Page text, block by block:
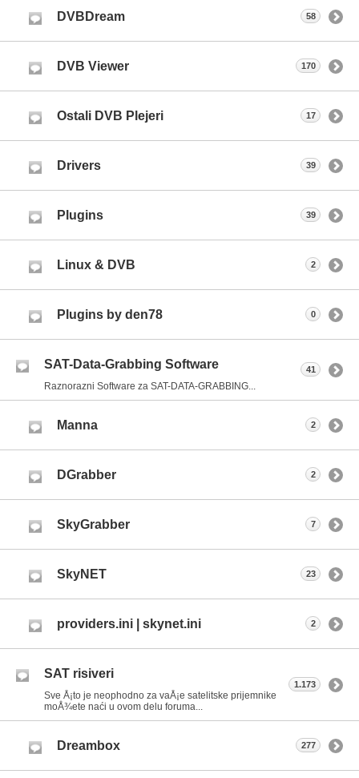
DVBDream 58
DVB Viewer 170
Ostali DVB Plejeri 17
Drivers 39
Plugins 39
Linux & DVB 2
Plugins by den78 0
SAT-Data-Grabbing Software
Raznorazni Software za SAT-DATA-GRABBING...
41
Manna 2
DGrabber 2
SkyGrabber 7
SkyNET 23
providers.ini | skynet.ini 2
SAT risiveri
Sve Å¡to je neophodno za vaÅ¡e satelitske prijemnike
moÅ¾ete naći u ovom delu foruma...
1.173
Dreambox 277